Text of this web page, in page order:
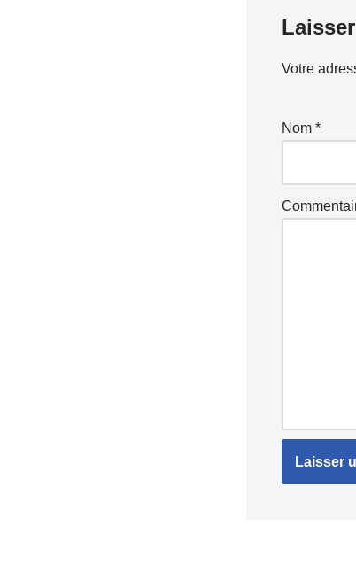
Votre
Nom *